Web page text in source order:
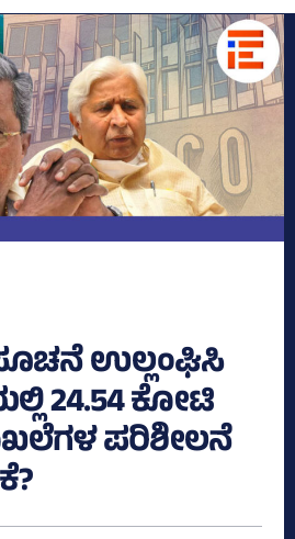
ಉಲ್ಲಂಘಿಸಿ
24.54 ಕೋಟಿ
ಪರಿಶೀಲನೆ